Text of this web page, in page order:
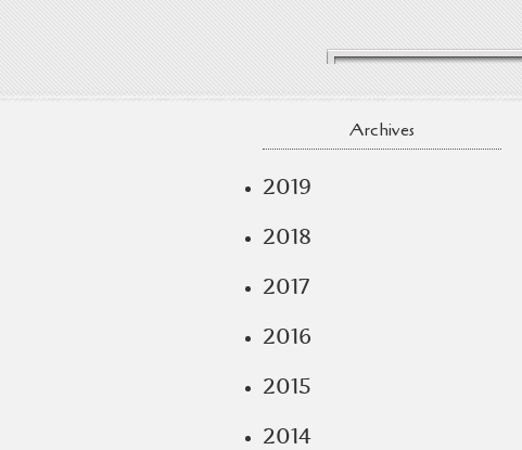
Archives
2019
2018
2017
2016
2015
2014